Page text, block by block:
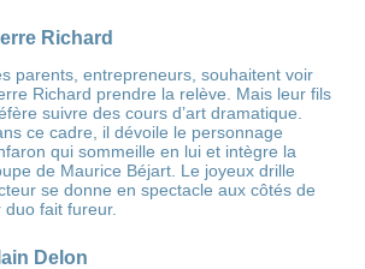
Richard
parents, entrepreneurs, souhaitent voir
Richard prendre la relève. Mais leur fils
suivre des cours d’art dramatique.
ce cadre, il dévoile le personnage
qui sommeille en lui et intègre la
de Maurice Béjart. Le joyeux drille
se donne en spectacle aux côtés de
fait fureur.
Delon